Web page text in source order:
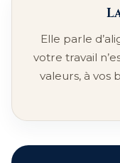
Elle parle
votre travail
valeurs, à vos